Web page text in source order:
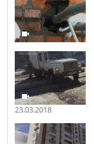
23.03.2018